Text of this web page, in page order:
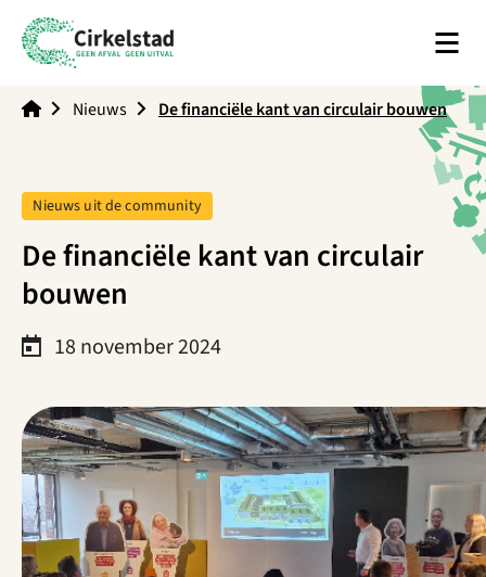
Menu
Nieuws De financiële kant van circulair bouwen
De financiële kant van circulair
bouwen
Tag:
Nieuws uit de community
18 november 2024